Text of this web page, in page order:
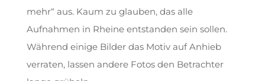
mehr“ aus. Kaum zu glauben, das alle
Aufnahmen in Rheine entstanden sein sollen.
Während einige Bilder das Motiv auf Anhieb
verraten, lassen andere Fotos den Betrachter